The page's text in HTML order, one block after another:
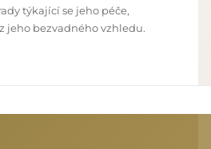
týkající se jeho péče,
jeho bezvadného vzhledu.